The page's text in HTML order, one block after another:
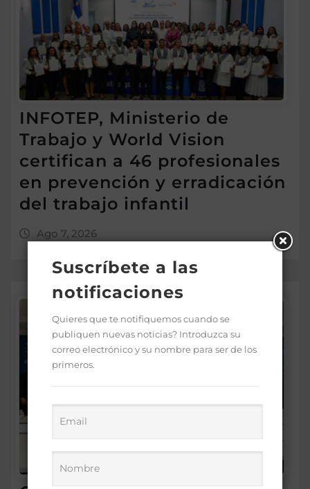
INFOTEP, Ministerio de
Trabajo y World Vision
certifican a 46 profesionales
en prevención y erradicación
del trabajo infantil
Ago 7, 2026
Suscríbete a las
notificaciones
Quieres que te notifiquemos cuando se
publiquen nuevas noticias? Introduzca su
correo electrónico y su nombre para ser de los
primeros.